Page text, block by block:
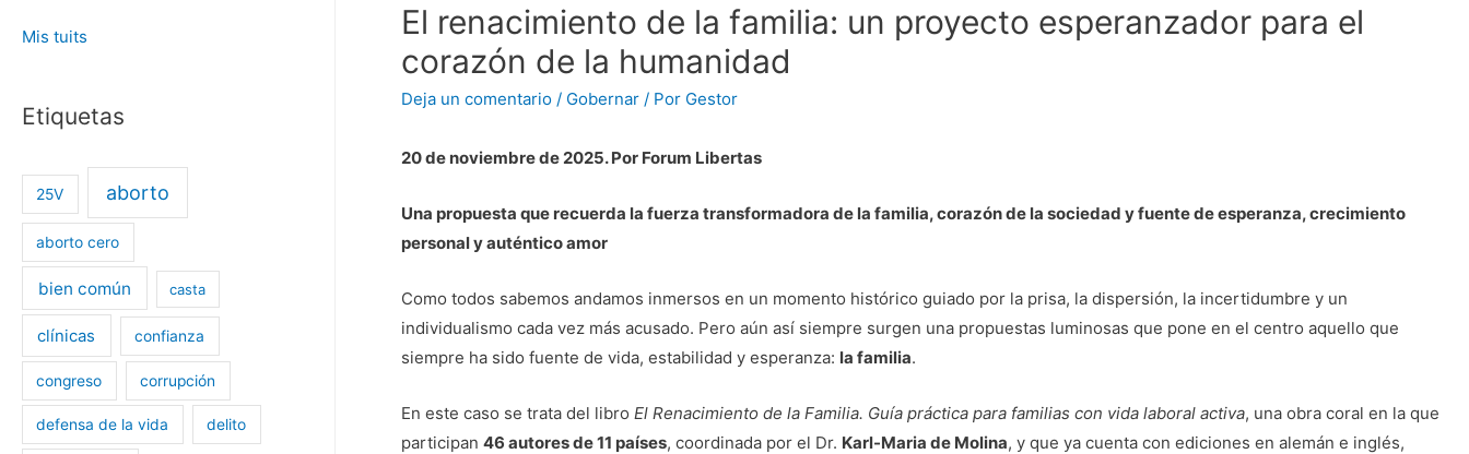
o r
Mis tuits
Etiquetas
25V aborto
aborto cero
bien común casta
clínicas confianza
congreso corrupción
defensa de la vida delito
El renacimiento de la familia: un proyecto esperanzador para el
corazón de la humanidad
Deja un comentario / Gobernar/ Por Gestor
20 de noviembre de 2025. Por Forum Libertas
Una propuesta que recuerda la fuerza transformadora de la familia, corazón de la sociedad y fuente de esperanza, crecimiento
personal y auténtico amor
Como todos sabemos andamos inmersos en un momento histórico guiado por la prisa, la dispersión, la incertidumbre y un
individualismo cada vez más acusado. Pero aún así siempre surgen una propuestas luminosas que pone en el centro aquello que
siempre ha sido fuente de vida, estabilidad y esperanza: la familia.
En este caso se trata del libro El Renacimiento de la Familia. Guía práctica para familias con vida laboral activa, una obra coral en la que
participan 46 autores de 11 países, coordinada por el Dr. Karl-Maria de Molina, y que ya cuenta con ediciones en alemán e inglés,